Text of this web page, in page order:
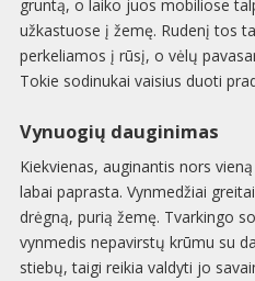
gruntą, o laiko juos mobiliose
užkastuose į žemę. Rudenį tos
perkeliamos į rūsį, o vėlų
Tokie sodinukai vaisius duoti
Vynuogių dauginimas
Kiekvienas, auginantis nors
labai paprasta. Vynmedžiai
drėgną, purią žemę. Tvarkingo
vynmedis nepavirstų krūmu su
stiebų, taigi reikia valdyti jo